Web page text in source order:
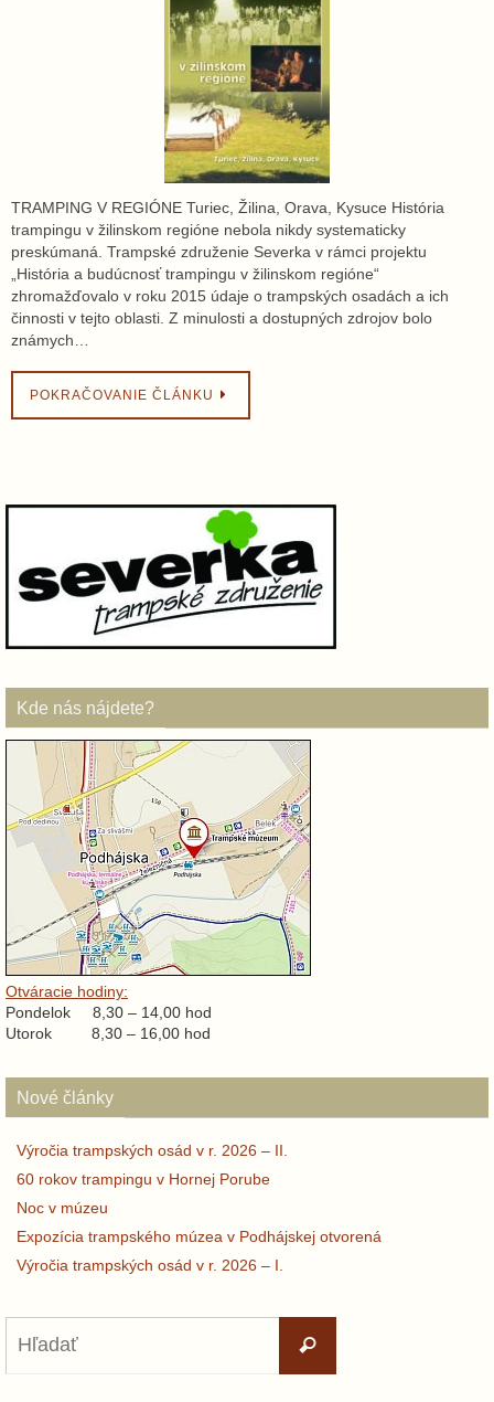
TRAMPING V REGIÓNE Turiec, Žilina, Orava, Kysuce História
trampingu v žilinskom regióne nebola nikdy systematicky
preskúmaná. Trampské združenie Severka v rámci projektu
„História a budúcnosť trampingu v žilinskom regióne“
zhromažďovalo v roku 2015 údaje o trampských osadách a ich
činnosti v tejto oblasti. Z minulosti a dostupných zdrojov bolo
známych…
POKRAČOVANIE ČLÁNKU
Kde nás nájdete?
Otváracie hodiny:
Pondelok 8,30 – 14,00 hod
Utorok 8,30 – 16,00 hod
Nové články
Výročia trampských osád v r. 2026 – II.
60 rokov trampingu v Hornej Porube
Noc v múzeu
Expozícia trampského múzea v Podhájskej otvorená
Výročia trampských osád v r. 2026 – I.
Hľadať